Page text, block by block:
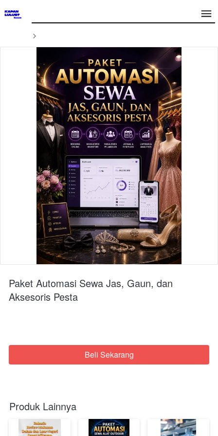
Paket Automasi Sewa Jas, Gaun, dan
Aksesoris Pesta
`Beli Sekarang
Produk Lainnya